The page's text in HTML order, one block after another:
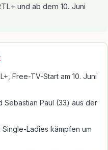
und ab dem 10. Juni
Free-TV-Start am 10. Juni
Sebastian Paul (33) aus der
Single-Ladies kämpfen um